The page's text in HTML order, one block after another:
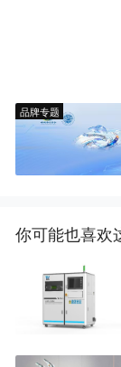
品牌专题
你可能也喜欢